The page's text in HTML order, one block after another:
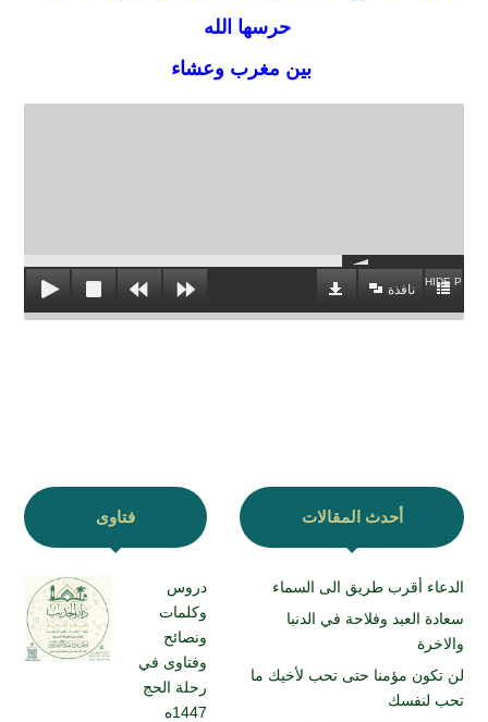
حرسها الله
بين مغرب وعشاء
HIDE
نافذة
أحدث المقالات
الدعاء أقرب طريق الى السماء
سعادة العبد وفلاحة في الدنبا
والاخرة
لن تكون مؤمنا حتى تحب لأخيك ما
تحب لنفسك
فتاوى
دروس
وكلمات
ونصائح
وفتاوى في
رحلة الحج
1447ه